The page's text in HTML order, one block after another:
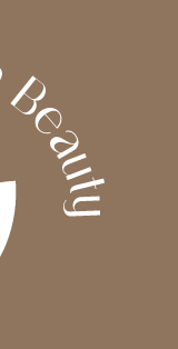
Produktseite
gewählt
werden